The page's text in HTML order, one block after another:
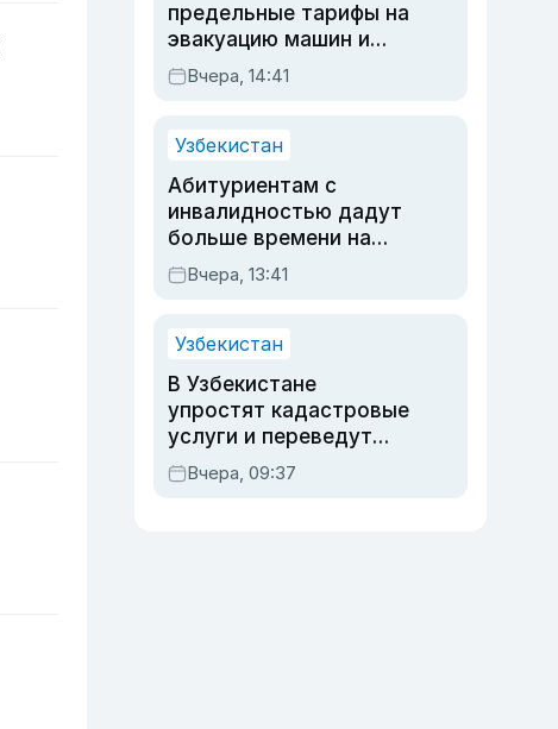
предельные тарифы на
эвакуацию машин и
штрафстоянки
Вчера, 14:41
Узбекистан
Абитуриентам с
инвалидностью дадут
больше времени на
вступительных
экзаменах
Вчера, 13:41
Узбекистан
В Узбекистане
упростят кадастровые
услуги и переведут
регистрацию
недвижимости в
Вчера, 09:37